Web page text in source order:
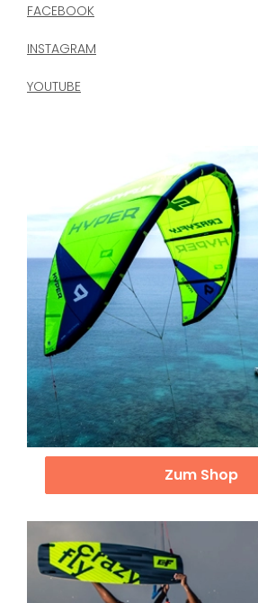
FACEBOOK
INSTAGRAM
YOUTUBE
Zum Shop